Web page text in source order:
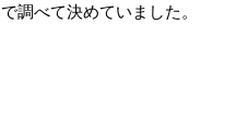
調べて決めていました。